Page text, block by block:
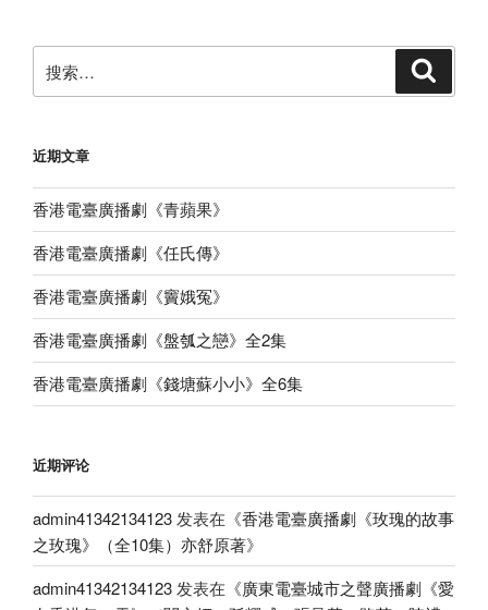
索：
近期文章
香港電臺廣播劇《青蘋果》
香港電臺廣播劇《任氏傳》
香港電臺廣播劇《竇娥冤》
香港電臺廣播劇《盤瓠之戀》全2集
香港電臺廣播劇《錢塘蘇小小》全6集
近期评论
admin41342134123 发表在《香港電臺廣播劇《玫瑰的故事
之玫瑰》（全10集）亦舒原著》
admin41342134123 发表在《廣東電臺城市之聲廣播劇《愛